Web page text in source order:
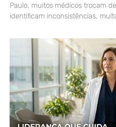
Paulo, muitos médicos trocam
identificam inconsistências,